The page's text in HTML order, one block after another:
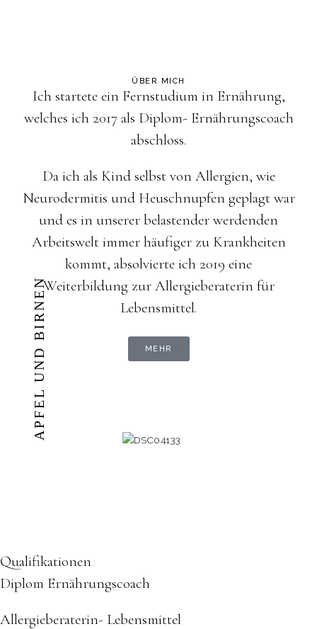
ÜBER MICH
Ich startete ein Fernstudium in Ernährung,
welches ich 2017 als Diplom- Ernährungscoach
abschloss.
Da ich als Kind selbst von Allergien, wie
Neurodermitis und Heuschnupfen geplagt war
und es in unserer belastender werdenden
Arbeitswelt immer häufiger zu Krankheiten
kommt, absolvierte ich 2019 eine
Weiterbildung zur Allergieberaterin für
Lebensmittel.
MEHR
APFEL UND BIRNEN
Qualifikationen
Diplom Ernährungscoach
Allergieberaterin- Lebensmittel